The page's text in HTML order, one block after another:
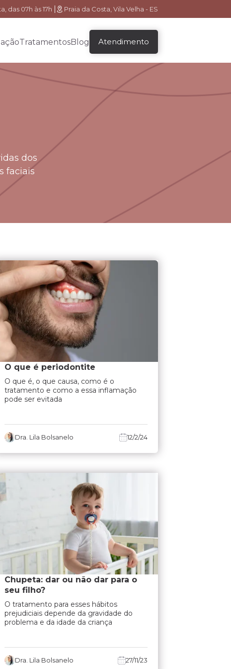
das 07h às 17h Praia da Costa, Vila Velha - ES
TratamentosBlog Atendimento
dos
faciais
O que é periodontite
O que é, o que causa, como é o
tratamento e como a essa inflamação
pode ser evitada
Dra. Lila Bolsanelo 12/2/24
Chupeta: dar ou não dar para o
seu filho?
O tratamento para esses hábitos
prejudiciais depende da gravidade do
problema e da idade da criança
Dra. Lila Bolsanelo 27/11/23